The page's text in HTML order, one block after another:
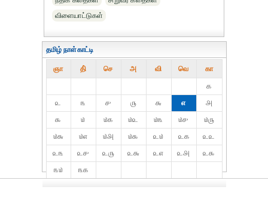
விளையாட்டுகள்
தமிழ் நாள்காட்டி
ஞா தி் செ அ வி வெ கா
௧
௨
௩ ௪ ௫ ௬ ௭
௮
௯
௰ ௰௧ ௰௨ ௰௩ ௰௪
௰௫
௰௬
௰௭ ௰௮ ௰௯ ௨௰ ௨௧
௨௨
௨௩
௨௪ ௨௫ ௨௬ ௨௭ ௨௮
௨௯
௩௰
௩௧